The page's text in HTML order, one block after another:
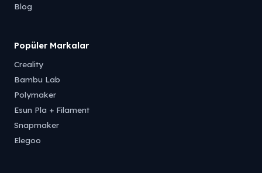
Blog
Popüler Markalar
Creality
Bambu Lab
Polymaker
Esun Pla + Filament
Snapmaker
Elegoo